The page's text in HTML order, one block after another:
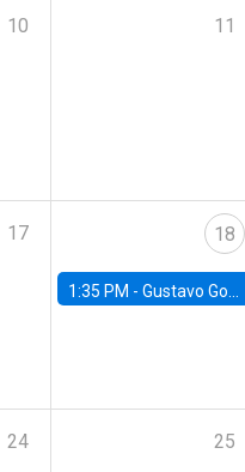
10 11
17 18
1:35 PM - Gustavo González, Banco Central de Chile
24 25